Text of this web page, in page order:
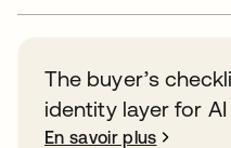
The buyer’s
identity layer for
En savoir plus